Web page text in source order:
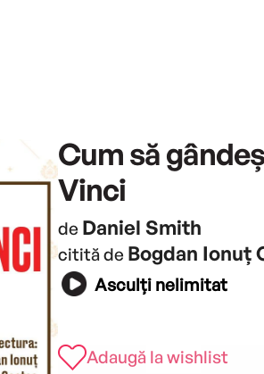
Cum să
Vinci
de Daniel Smith
citită de Bogdan Ionuț
Asculți nelimitat
Adaugă la wishlist